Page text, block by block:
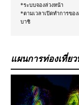
*ระบบจองล่วงหน้า
*ตามเวลาเปิดทำการขอ
บาชิ
แผนการท่องเที่ย